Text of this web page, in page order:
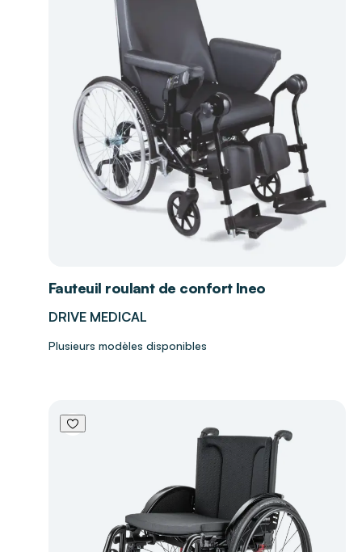
Fauteuil roulant de confort Ineo
DRIVE MEDICAL
Plusieurs modèles disponibles